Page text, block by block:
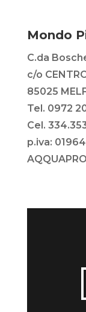
Mondo
C.da
c/o
85025
Tel. 0972
Cel.
p.iva: